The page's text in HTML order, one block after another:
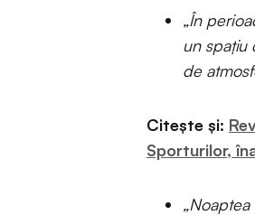
„În
un spațiu
de
Citește și:
Sporturilor,